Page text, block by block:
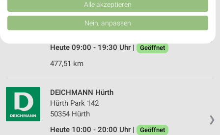
❯
DEICHMANN Bonn
Am Fronhof 9
53177 Bonn
Heute 09:00 - 19:30 Uhr |
Geöffnet
477,51 km
❯
DEICHMANN Hürth
Hürth Park 142
50354 Hürth
Heute 10:00 - 20:00 Uhr |
Geöffnet
Verbesserung der Angebote. Verwendung reduzierter Daten zur Auswahl
von Inhalten.
Daten können außerhalb der Europäischen Union weitergegeben und in die
USA gesendet werden.
Website/App.
Partnerliste anzeigen (1 IAB-Anbieter)
Speichern von oder Zugriff auf Informationen
auf einem Endgerät
Verwendung reduzierter Daten zur Auswahl von
Alle akzeptieren
Nein, anpassen